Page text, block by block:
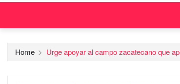
Home Urge apoyar al campo zacatecano que